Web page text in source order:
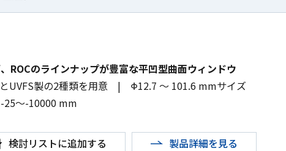
ROCのラインナップが豊富な平凹型曲面ウィンドウ
UVFS製の2種類を用意 | Φ12.7 ～ 101.6 mmサイズ
-25～-10000 mm
検討リストに追加する 製品詳細を見る